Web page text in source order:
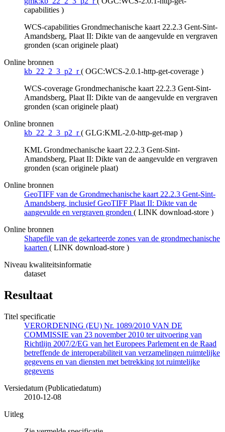
capabilities )
WCS-capabilities Grondmechanische kaart 22.2.3 Gent-Sint-
Amandsberg, Plaat II: Dikte van de aangevulde en vergraven
gronden (scan originele plaat)
Online bronnen
kb_22_2_3_p2_r ( OGC:WCS-2.0.1-http-get-coverage )
WCS-coverage Grondmechanische kaart 22.2.3 Gent-Sint-
Amandsberg, Plaat II: Dikte van de aangevulde en vergraven
gronden (scan originele plaat)
Online bronnen
kb_22_2_3_p2_r ( GLG:KML-2.0-http-get-map )
KML Grondmechanische kaart 22.2.3 Gent-Sint-
Amandsberg, Plaat II: Dikte van de aangevulde en vergraven
gronden (scan originele plaat)
Online bronnen
GeoTIFF van de Grondmechanische kaart 22.2.3 Gent-Sint-
Amandsberg, inclusief GeoTIFF Plaat II: Dikte van de
aangevulde en vergraven gronden ( LINK download-store )
Online bronnen
Shapefile van de gekarteerde zones van de grondmechanische
kaarten ( LINK download-store )
Niveau kwaliteitsinformatie
dataset
Resultaat
Titel specificatie
VERORDENING (EU) Nr. 1089/2010 VAN DE
COMMISSIE van 23 november 2010 ter uitvoering van
Richtlijn 2007/2/EG van het Europees Parlement en de Raad
betreffende de interoperabiliteit van verzamelingen ruimtelijke
gegevens en van diensten met betrekking tot ruimtelijke
gegevens
Versiedatum (Publicatiedatum)
2010-12-08
Uitleg